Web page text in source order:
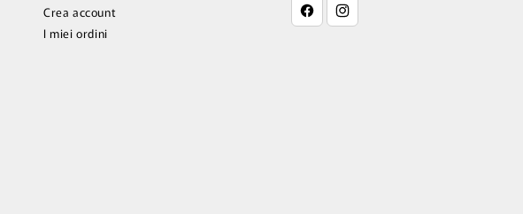
Crea account
I miei ordini
FacebookInstagram